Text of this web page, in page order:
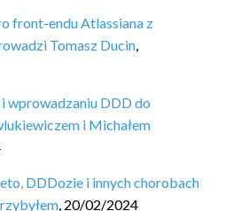
front-endu Atlassiana z
Tomasz Ducin,
wprowadzaniu DDD do
i Michałem
DDDozie i innych chorobach
, 20/02/2024